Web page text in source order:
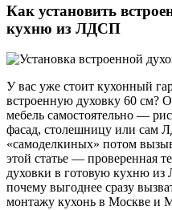
Как установить
кухню из ЛДСП
У вас уже стоит кухонный
встроенную духовку 60 см?
мебель самостоятельно —
фасад, столешницу или сам
«самоделкиных» потом
этой статье — проверенная
духовки в готовую кухню
почему выгоднее сразу
монтажу кухонь в Москве и